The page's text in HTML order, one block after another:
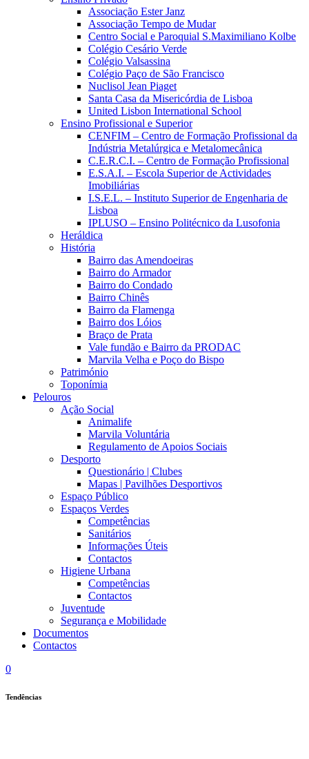
Associação Ester Janz
Associação Tempo de Mudar
Centro Social e Paroquial S.Maximiliano Kolbe
Colégio Cesário Verde
Colégio Valsassina
Colégio Paço de São Francisco
Nuclisol Jean Piaget
Santa Casa da Misericórdia de Lisboa
United Lisbon International School
Ensino Profissional e Superior
CENFIM – Centro de Formação Profissional da
Indústria Metalúrgica e Metalomecânica
C.E.R.C.I. – Centro de Formação Profissional
E.S.A.I. – Escola Superior de Actividades
Imobiliárias
I.S.E.L. – Instituto Superior de Engenharia de
Lisboa
IPLUSO – Ensino Politécnico da Lusofonia
Heráldica
História
Bairro das Amendoeiras
Bairro do Armador
Bairro do Condado
Bairro Chinês
Bairro da Flamenga
Bairro dos Lóios
Braço de Prata
Vale fundão e Bairro da PRODAC
Marvila Velha e Poço do Bispo
Património
Toponímia
Pelouros
Ação Social
Animalife
Marvila Voluntária
Regulamento de Apoios Sociais
Desporto
Questionário | Clubes
Mapas | Pavilhões Desportivos
Espaço Público
Espaços Verdes
Competências
Sanitários
Informações Úteis
Contactos
Higiene Urbana
Competências
Contactos
Juventude
Segurança e Mobilidade
Documentos
Contactos
0
Tendências